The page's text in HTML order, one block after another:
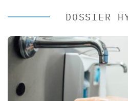
DOSSIER